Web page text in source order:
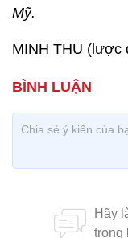
Mỹ.
MINH THU (lược